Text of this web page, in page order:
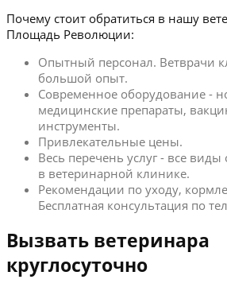
Почему стоит обратиться в нашу
Площадь Революции:
Опытный персонал. Ветврачи
большой опыт.
Современное оборудование -
медицинские препараты,
инструменты.
Привлекательные цены.
Весь перечень услуг - все
в ветеринарной клинике.
Рекомендации по уходу,
Бесплатная консультация по
Вызвать ветеринара
круглосуточно